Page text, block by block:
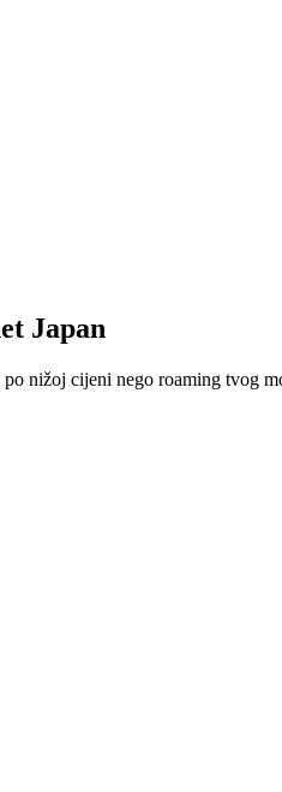
Japan
po nižoj cijeni nego roaming tvog